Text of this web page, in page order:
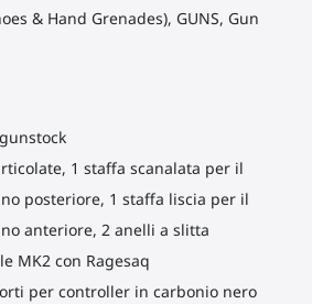
& Hand Grenades), GUNS, Gun
1 staffa scanalata per il
posteriore, 1 staffa liscia per il
anteriore, 2 anelli a slitta
MK2 con Ragesaq
per controller in carbonio nero